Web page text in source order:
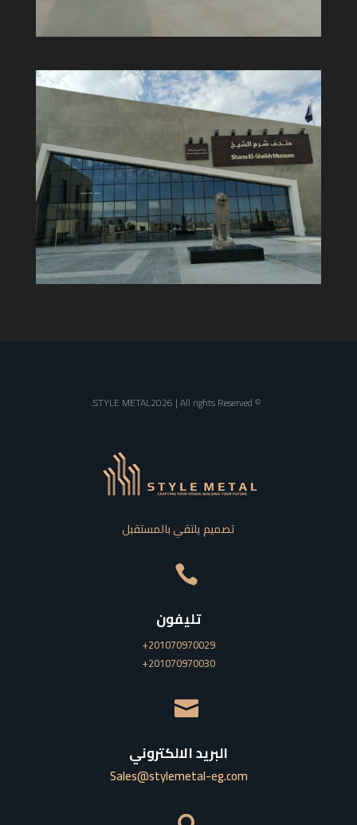
© STYLE METAL2026 | All rights Reserved.
تصميم يلتقي بالمستقبل

تليفون
201070970029+
201070970030+

البريد الالكتروني
Sales@stylemetal-eg.com